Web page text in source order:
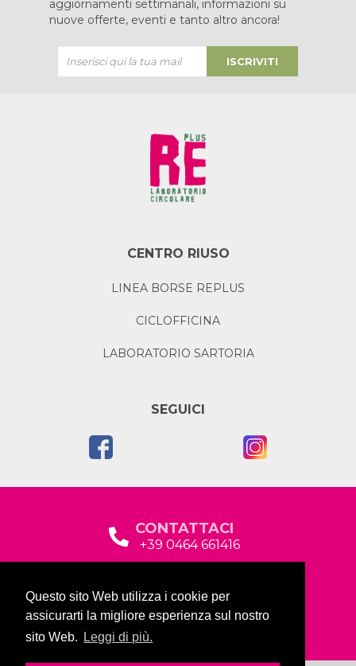
Questo sito Web utilizza i cookie per
assicurarti la migliore esperienza sul nostro
sito Web.
Leggi di più.
aggiornamenti settimanali, informazioni su
nuove offerte, eventi e tanto altro ancora!
ISCRIVITI
CENTRO RIUSO
LINEA BORSE REPLUS
CICLOFFICINA
LABORATORIO SARTORIA
SEGUICI
CONTATTACI
+39 0464 661416
Via Baltera, 19
38066 Riva del Garda (TN)